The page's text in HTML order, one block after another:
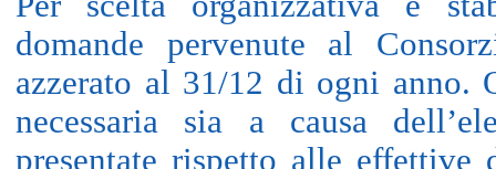
domande pervenute al
azzerato al 31/12 di ogni anno.
necessaria sia a causa
presentate rispetto alle effettive